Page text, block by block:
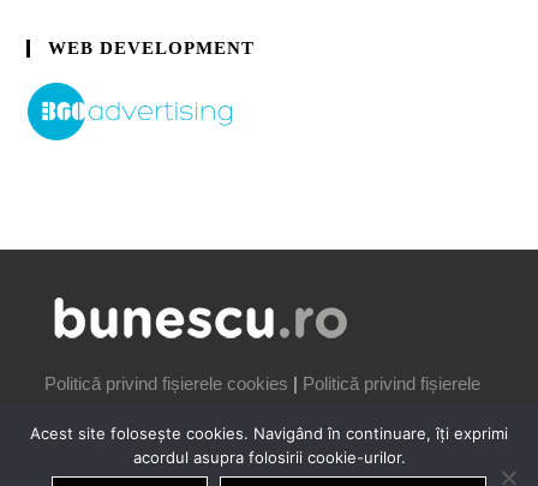
WEB DEVELOPMENT
Politică privind fișierele cookies | Politică privind fișierele
Acest site folosește cookies. Navigând în continuare, îți exprimi
acordul asupra folosirii cookie-urilor.